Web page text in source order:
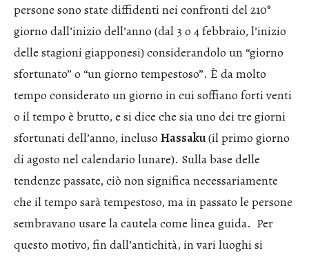
persone sono state diffidenti nei confronti del 210°
giorno dall’inizio dell’anno (dal 3 o 4 febbraio, l’inizio
delle stagioni giapponesi) considerandolo un “giorno
sfortunato” o “un giorno tempestoso”. È da molto
tempo considerato un giorno in cui soffiano forti venti
o il tempo è brutto, e si dice che sia uno dei tre giorni
sfortunati dell’anno, incluso Hassaku(il primo giorno
di agosto nel calendario lunare). Sulla base delle
tendenze passate, ciò non significa necessariamente
che il tempo sarà tempestoso, ma in passato le persone
sembravano usare la cautela come linea guida. Per
questo motivo, fin dall’antichità, in vari luoghi si